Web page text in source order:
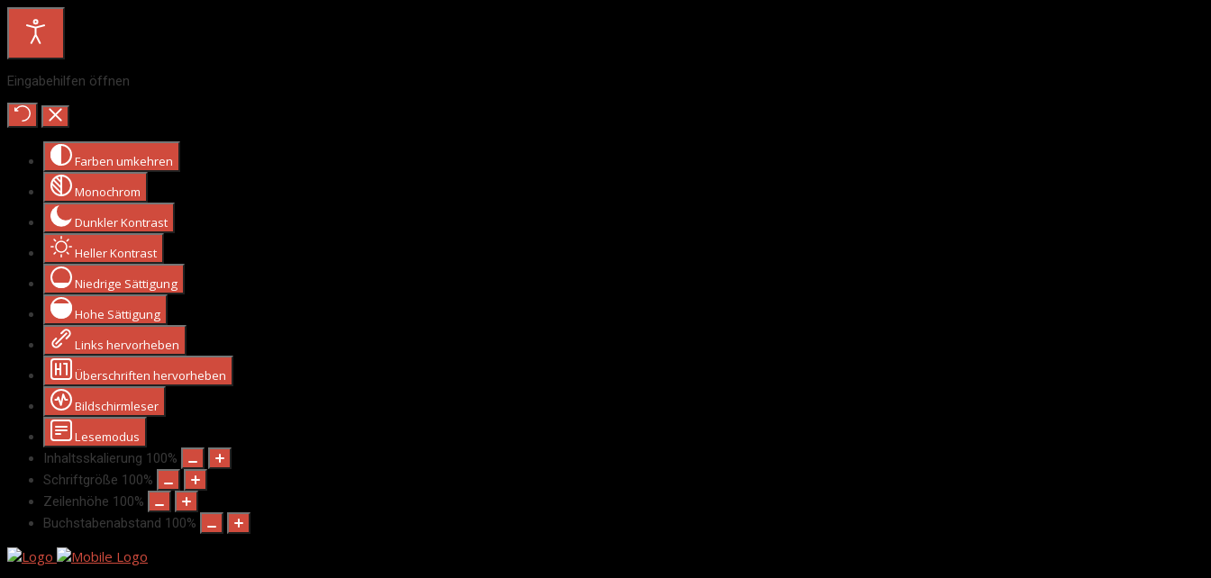
Eingabehilfen öffnen
Farben umkehren
Monochrom
Dunkler Kontrast
Heller Kontrast
Niedrige Sättigung
Hohe Sättigung
Links hervorheben
Überschriften hervorheben
Bildschirmleser
Lesemodus
Inhaltsskalierung 100%
Schriftgröße 100%
Zeilenhöhe 100%
Buchstabenabstand 100%